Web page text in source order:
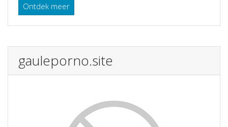
Ontdek meer
gauleporno.site